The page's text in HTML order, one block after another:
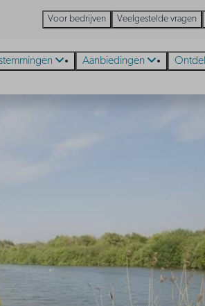
Voor bedrijven Veelgestelde vragen
Aanbiedingen